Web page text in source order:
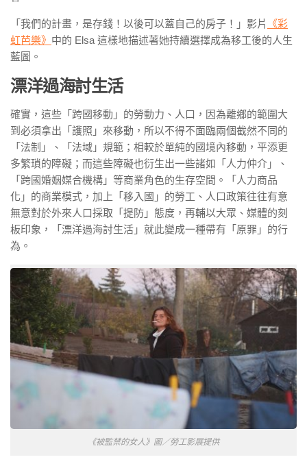
「我們的計畫，是存錢！以後可以蓋自己的房子！」影片
《彩
虹芭樂》 中的 Elsa 這樣地描述著她持續選擇成為移工後的人生
藍圖。
漂洋過海討生活
確實，這些「跨國移動」的勞動力、人口，因為離鄉的範圍大
到必須拿出「護照」來移動，所以不得不面臨兩個截然不同的
「法制」、「法域」規範；相較於單純的國境內移動，平添更
多繁瑣的障礙；而這些障礙也衍生出一些諸如「人力仲介」、
「跨國婚姻媒合機構」等商業角色的生存空間。「人力商品
化」的商業模式，加上「移入國」的勞工、人口政策往往有意
無意對於外來人口採取「提防」態度，再輔以大眾、媒體的刻
板印象，「漂洋過海討生活」就此變成一種帶有「原罪」的行
為。
《被監禁的女人》圖／勞工影展提供